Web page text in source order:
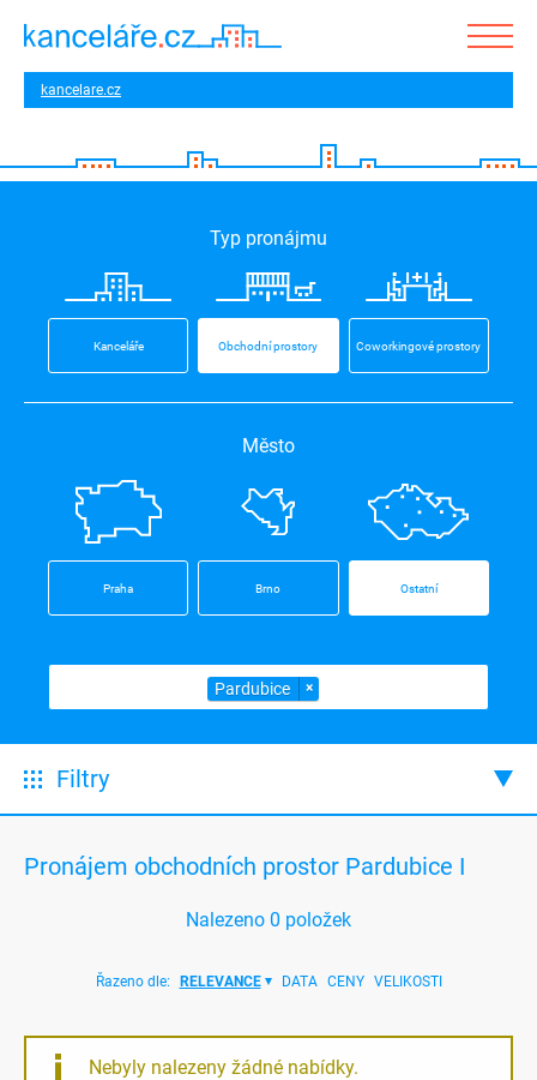
kancelare.cz
Typ pronájmu
Kanceláře Obchodní prostory Coworkingové prostory
Město
Praha Brno Ostatní
Pardubice ×
Filtry
Pronájem obchodních prostor Pardubice I
Nalezeno 0 položek
Řazeno dle: RELEVANCE DATA CENY VELIKOSTI
Nebyly nalezeny žádné nabídky.